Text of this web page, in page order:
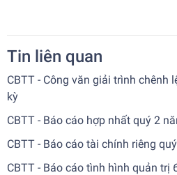
Tin liên quan
CBTT - Công văn giải trình chênh
kỳ
CBTT - Báo cáo hợp nhất quý 2
CBTT - Báo cáo tài chính riêng
CBTT - Báo cáo tình hình quản trị